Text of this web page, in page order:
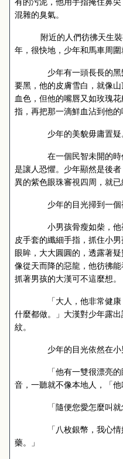
混雜的臭氣。
附近的人們彷彿天生
年，很快地，少年和馬車周圍
少年有一頭長長的黑
要黑，他的皮膚雪白，就像
血色，但他的嘴唇又如玫瑰
指，再把那一滴鮮血沾到他的
少年的美貌毋庸置疑
在一個民智未開的時
是讓人恐懼。少年顯然是後
異的紫色眼珠審視四周，就已
少年的目光掃到一個
小男孩骨瘦如柴，他
皮手套的纖細手指，抓住小
眼眸，大大圓圓的，透露著
像從天而降的惡龍，他彷彿
抓著男孩的大漢可不這麼想。
「大人，他非常健康
什麼都做。」大漢對少年露
紋。
少年的目光依然在小
「他有一雙很漂亮的
音，一聽就不像本地人，「他
「隨便您愛怎麼叫就
「八枚銀幣，我心情
藥。」